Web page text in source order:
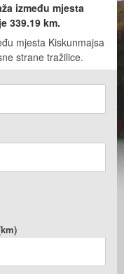
između mjesta
339.19km.
mjesta Kiskunmajsa
strane tražilice.